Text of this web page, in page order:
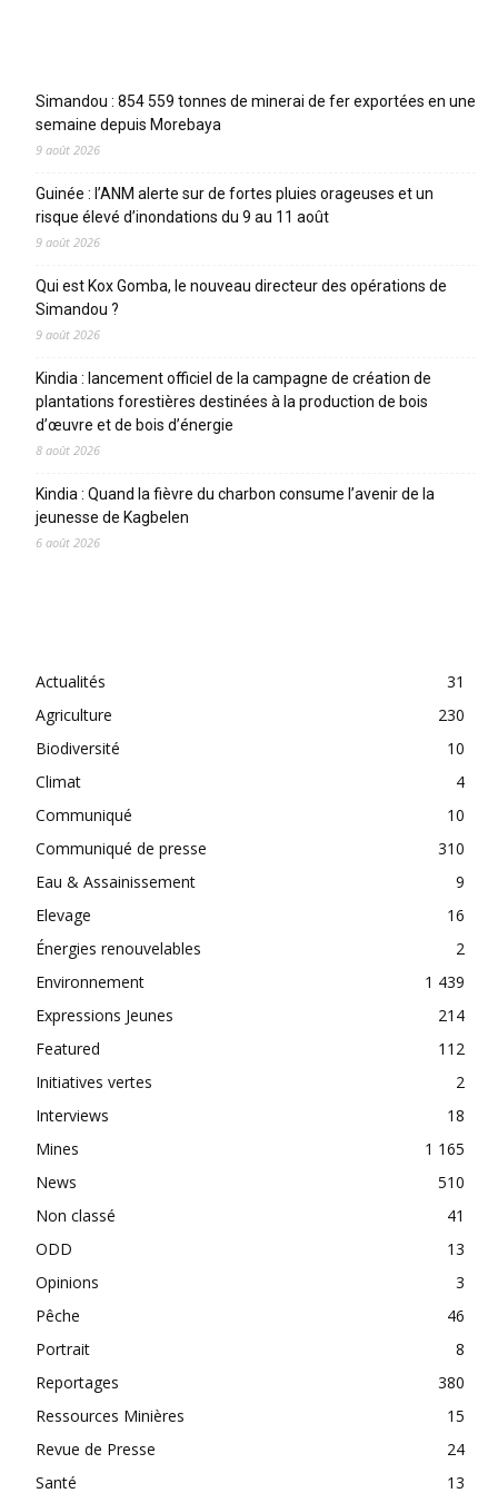
Simandou : 854 559 tonnes de minerai de fer exportées en une
semaine depuis Morebaya
9 août 2026
Guinée : l’ANM alerte sur de fortes pluies orageuses et un
risque élevé d’inondations du 9 au 11 août
9 août 2026
Qui est Kox Gomba, le nouveau directeur des opérations de
Simandou ?
9 août 2026
Kindia : lancement officiel de la campagne de création de
plantations forestières destinées à la production de bois
d’œuvre et de bois d’énergie
8 août 2026
Kindia : Quand la fièvre du charbon consume l’avenir de la
jeunesse de Kagbelen
6 août 2026
Actualités
31
Agriculture
230
Biodiversité
10
Climat
4
Communiqué
10
Communiqué de presse
310
Eau & Assainissement
9
Elevage
16
Énergies renouvelables
2
Environnement
1 439
Expressions Jeunes
214
Featured
112
Initiatives vertes
2
Interviews
18
Mines
1 165
News
510
Non classé
41
ODD
13
Opinions
3
Pêche
46
Portrait
8
Reportages
380
Ressources Minières
15
Revue de Presse
24
Santé
13